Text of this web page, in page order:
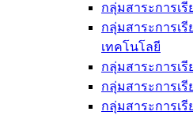
กลุ่มสาระการเ
กลุ่มสาระการเ
เทคโนโลยี
กลุ่มสาระการเ
กลุ่มสาระการเ
กลุ่มสาระการเ